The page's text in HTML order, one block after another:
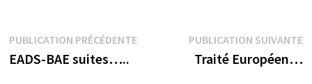
Navigation
de
PUBLICATION PRÉCÉDENTEPublication
précédente :
EADS-BAE suites…..
PUBLICATION SUIVANTE
Traité Européen…